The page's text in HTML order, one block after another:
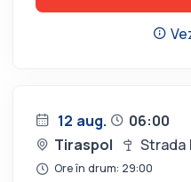
12 aug.
06:00
Tiraspol
Strada
Ore în drum: 29:00